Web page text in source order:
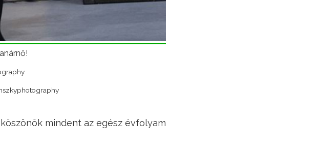
mindent az egész évfolyam